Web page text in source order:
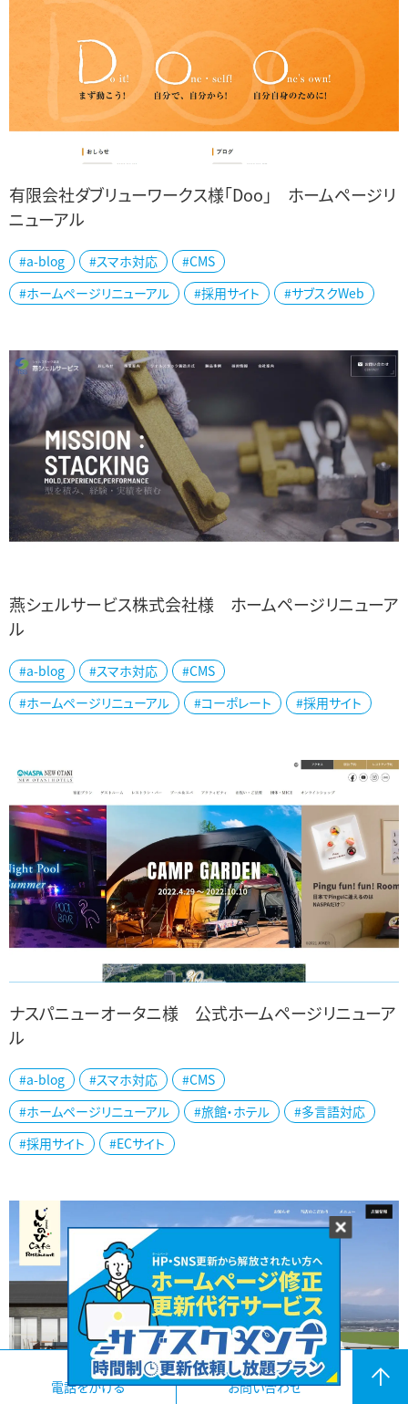
電話をかける お問い合わせ
新潟市の有限会社ダブリューワークス様「Doo」の公式ホームページ
を制作しました。 デイサービス施設運営及び福祉用具の販売をされ
ています。 「Doo」グループ...
有限会社ダブリューワークス様「Doo」 ホームページリ
ニューアル
#a-blog #スマホ対応
#CMS
#ホームページリニューアル
#採用サイト #サブスクWeb
燕市の燕シェルサービス株式会社様の公式ホームページをリニュー
アルしました。 寸法精度が高く、生産性の高いシェルスタック方式で
鋳造する、高品質の金属パーツは、自...
燕シェルサービス株式会社様 ホームページリニューア
ル
#a-blog #スマホ対応
#CMS
#ホームページリニューアル
#コーポレート #採用サイト
湯沢町のナスパニューオータニ様の公式ホームページをリニューア
ルしました。 30周年を迎えられたナスパニューオータニ様は越後湯
沢の大自然の中にあり、夏はキャンプ...
ナスパニューオータニ様 公式ホームページリニューア
ル
#a-blog #スマホ対応
#CMS
#ホームページリニューアル
#旅館・ホテル
#多言語対応
#採用サイト
#ECサイト